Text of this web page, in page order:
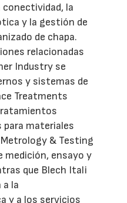
la
y la gestión de
de chapa.
relacionadas
Industry se
y sistemas de
Treatments
materiales
& Testing
medición, ensayo y
que Blech Itali
a la
y a los servicios